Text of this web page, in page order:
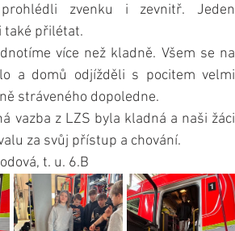
zvenku i zevnitř. Jeden
také přilétat.
a domů odjížděli s pocitem velmi
stráveného dopoledne.
za svůj přístup a chování.
t. u. 6.B